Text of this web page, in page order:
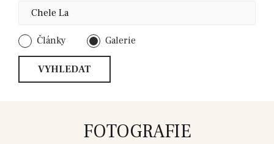
Články Galerie
FOTOGRAFIE